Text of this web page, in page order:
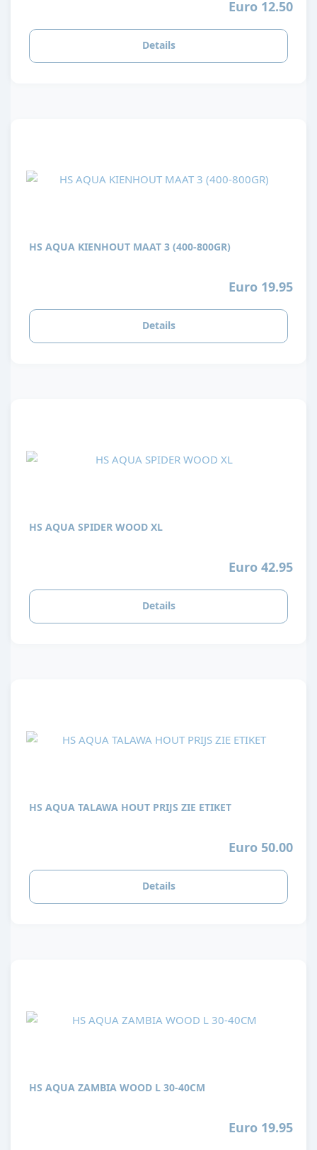
Euro 12.50
Details
HS AQUA KIENHOUT MAAT 3 (400-800GR)
Euro 19.95
Details
HS AQUA SPIDER WOOD XL
Euro 42.95
Details
HS AQUA TALAWA HOUT PRIJS ZIE ETIKET
Euro 50.00
Details
HS AQUA ZAMBIA WOOD L 30-40CM
Euro 19.95